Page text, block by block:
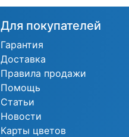
Для покупателей
Гарантия
Доставка
Правила продажи
Помощь
Статьи
Новости
Карты цветов